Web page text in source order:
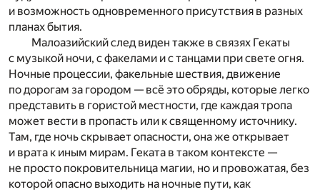
и возможность одновременного присутствия в разных
планах бытия.
Малоазийский след виден также в связях Гекаты
с музыкой ночи, с факелами и с танцами при свете огня.
Ночные процессии, факельные шествия, движение
по дорогам за городом — всё это обряды, которые легко
представить в гористой местности, где каждая тропа
может вести в пропасть или к священному источнику.
Там, где ночь скрывает опасности, она же открывает
и врата к иным мирам. Геката в таком контексте —
не просто покровительница магии, но и провожатая, без
которой опасно выходить на ночные пути, как